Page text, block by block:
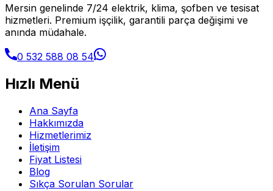
Mersin genelinde 7/24 elektrik, klima, şofben ve tesisat
hizmetleri. Premium işçilik, garantili parça değişimi ve
anında müdahale.
0 532 588 08 54
Hızlı Menü
Ana Sayfa
Hakkımızda
Hizmetlerimiz
İletişim
Fiyat Listesi
Blog
Sıkça Sorulan Sorular